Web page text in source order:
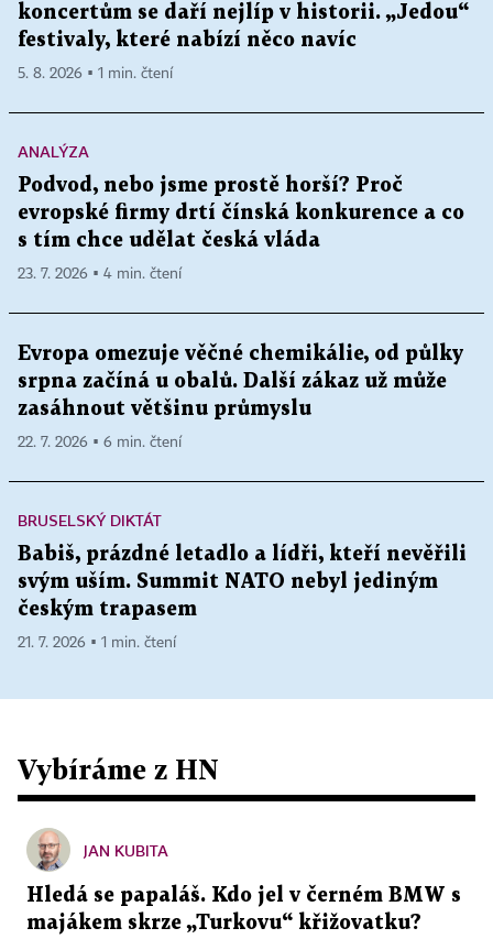
koncertům se daří nejlíp v historii. „Jedou“
festivaly, které nabízí něco navíc
5. 8. 2026 ▪ 1 min. čtení
ANALÝZA
Podvod, nebo jsme prostě horší? Proč
evropské firmy drtí čínská konkurence a co
s tím chce udělat česká vláda
23. 7. 2026 ▪ 4 min. čtení
Evropa omezuje věčné chemikálie, od půlky
srpna začíná u obalů. Další zákaz už může
zasáhnout většinu průmyslu
22. 7. 2026 ▪ 6 min. čtení
BRUSELSKÝ DIKTÁT
Babiš, prázdné letadlo a lídři, kteří nevěřili
svým uším. Summit NATO nebyl jediným
českým trapasem
21. 7. 2026 ▪ 1 min. čtení
Vybíráme z HN
JAN KUBITA
Hledá se papaláš. Kdo jel v černém BMW s
majákem skrze „Turkovu“ křižovatku?